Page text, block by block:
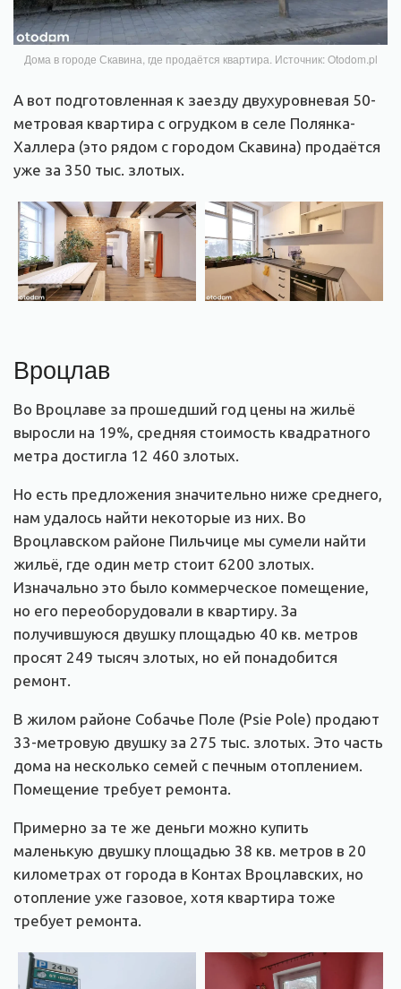
Дома в городе Скавина, где продаётся квартира. Источник: Otodom.pl
А вот подготовленная к заезду двухуровневая 50-
метровая квартира с огрудком в селе Полянка-
Халлера (это рядом с городом Скавина) продаётся
уже за 350 тыс. злотых.
Вроцлав
Во Вроцлаве за прошедший год цены на жильё
выросли на 19%, средняя стоимость квадратного
метра достигла 12 460 злотых.
Но есть предложения значительно ниже среднего,
нам удалось найти некоторые из них. Во
Вроцлавском районе Пильчице мы сумели найти
жильё, где один метр стоит 6200 злотых.
Изначально это было коммерческое помещение,
но его переоборудовали в квартиру. За
получившуюся двушку площадью 40 кв. метров
просят 249 тысяч злотых, но ей понадобится
ремонт.
В жилом районе Собачье Поле (Psie Pole) продают
33-метровую двушку за 275 тыс. злотых. Это часть
дома на несколько семей с печным отоплением.
Помещение требует ремонта.
Примерно за те же деньги можно купить
маленькую двушку площадью 38 кв. метров в 20
километрах от города в Контах Вроцлавских, но
отопление уже газовое, хотя квартира тоже
требует ремонта.